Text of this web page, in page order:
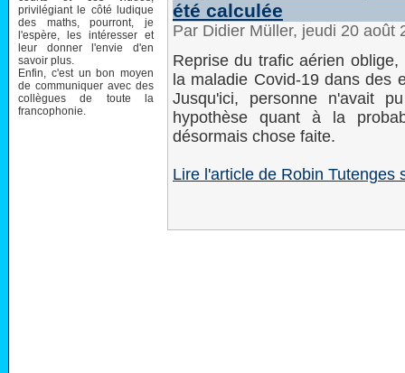
privilégiant le côté ludique
des maths, pourront, je
l'espère, les intéresser et
leur donner l'envie d'en
savoir plus.
Enfin, c'est un bon moyen
de communiquer avec des
collègues de toute la
francophonie.
été calculée
Par Didier Müller, jeudi 20 août
Reprise du trafic aérien
la maladie Covid-19 dans des
Jusqu'ici, personne n'avait
hypothèse quant à la
désormais chose faite.
Lire l'article de Robin Tutenges